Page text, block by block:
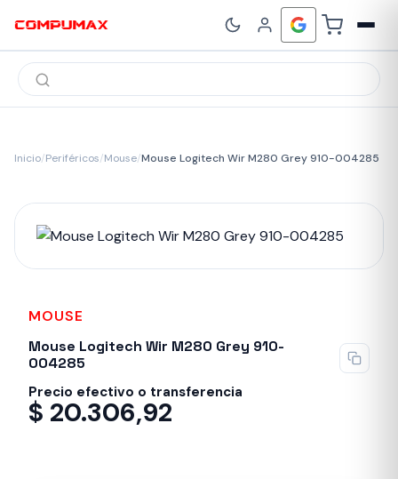
Búsqueda
de
productos
Inicio/Periféricos/Mouse/Mouse Logitech Wir M280 Grey 910-004285
MOUSE
Mouse Logitech Wir M280 Grey 910-
004285
Precio efectivo o transferencia
$ 20.306,92